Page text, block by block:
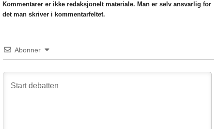
Kommentarer er ikke redaksjonelt materiale. Man er selv ansvarlig for
det man skriver i kommentarfeltet.
Abonner